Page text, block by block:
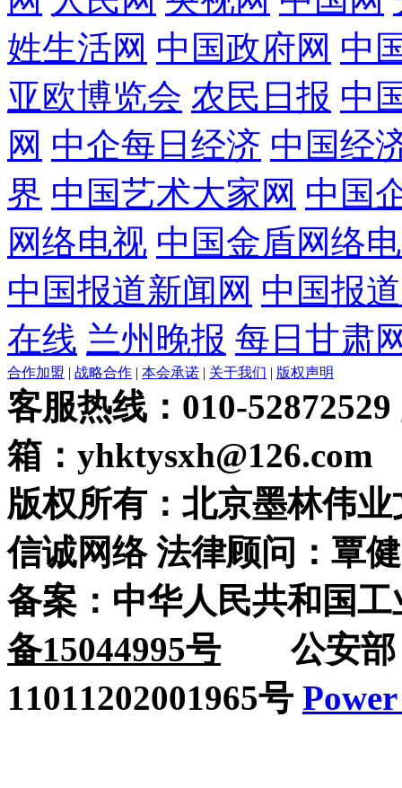
姓生活网 中国政府网 中
亚欧博览会 农民日报 中
网 中企每日经济 中国经
界 中国艺术大家网 中国
网络电视 中国金盾网络
中国报道新闻网 中国报
在线 兰州晚报 每日甘肃
合作加盟 | 战略合作 | 本会承诺 | 关于我们 | 版权声明
客服热线：010-
箱：yhktysxh@126.com
版权所有：北京墨林伟
信诚网络 法律顾问：覃健
备案：中华人民共和国
备15044995号公安部：
11011202001965号